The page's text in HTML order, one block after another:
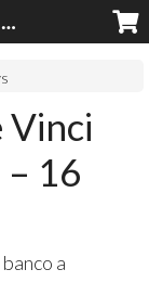
Espositori Bar Tabacchi - Lavorazioni Plexiglass Bari
Vinci
– 16
a